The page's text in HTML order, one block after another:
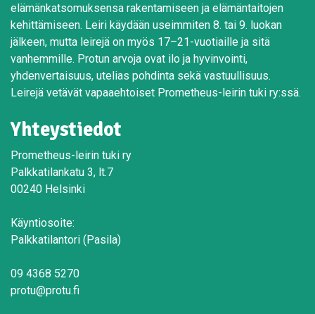
elämänkatsomuksensa rakentamiseen ja elämäntaitojen
kehittämiseen. Leiri käydään useimmiten 8. tai 9. luokan
jälkeen, mutta leirejä on myös 17–21-vuotiaille ja sitä
vanhemmille. Protun arvoja ovat ilo ja hyvinvointi,
yhdenvertaisuus, utelias pohdinta sekä vastuullisuus.
Leirejä vetävät vapaaehtoiset Prometheus-leirin tuki ry:ssä.
Yhteystiedot
Prometheus-leirin tuki ry
Palkkatilankatu 3, lt.7
00240 Helsinki
Käyntiosoite:
Palkkatilantori (Pasila)
09 4368 5270
protu@protu.fi